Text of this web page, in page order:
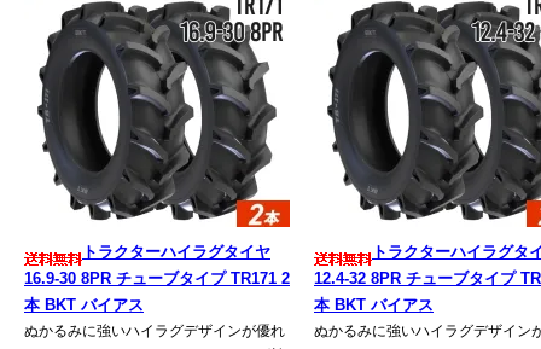
トラクターハイラグタイヤ
16.9-30 8PR チューブタイプ TR171 2
本 BKT バイアス
ぬかるみに強いハイラグデザインが優れ
トラクターハイラグタ
12.4-32 8PR チューブタイプ
本 BKT バイアス
ぬかるみに強いハイラグデザイン